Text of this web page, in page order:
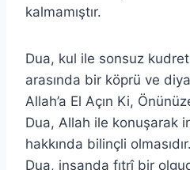
kalmamıştır.
Dua, kul ile sonsuz
arasında bir köprü ve
Allah’a El Açın Ki,
Dua, Allah ile konuşarak
hakkında bilinçli olmasıdır.
Dua, insanda fıtrî bir